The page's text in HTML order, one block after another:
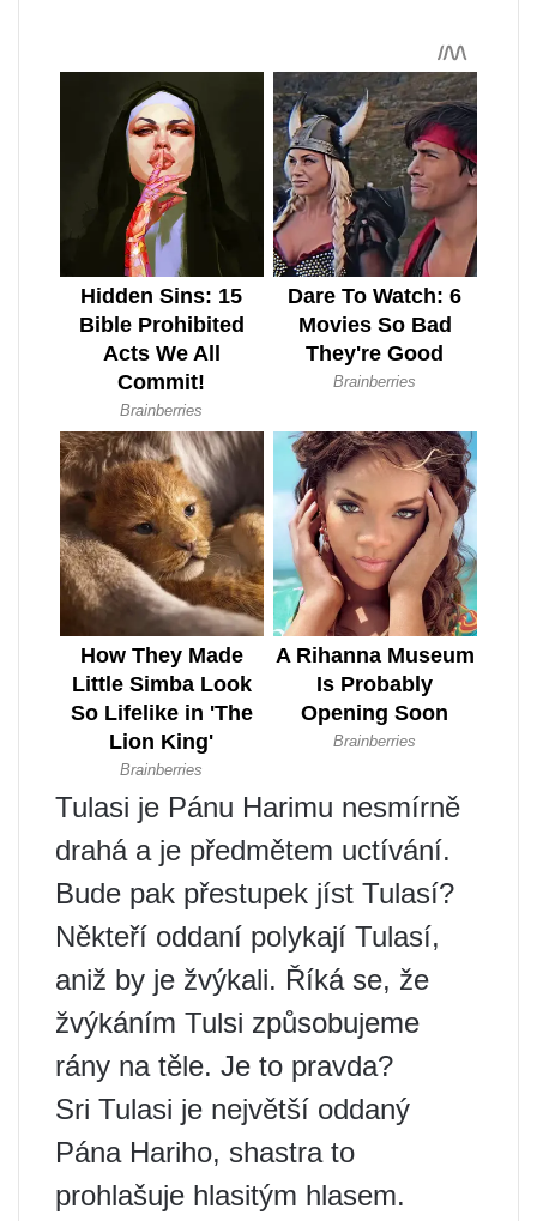
Tulasi je Pánu Harimu nesmírně
drahá a je předmětem uctívání.
Bude pak přestupek jíst Tulasí?
Někteří oddaní polykají Tulasí,
aniž by je žvýkali. Říká se, že
žvýkáním Tulsi způsobujeme
rány na těle. Je to pravda?
Sri Tulasi je největší oddaný
Pána Hariho, shastra to
prohlašuje hlasitým hlasem.